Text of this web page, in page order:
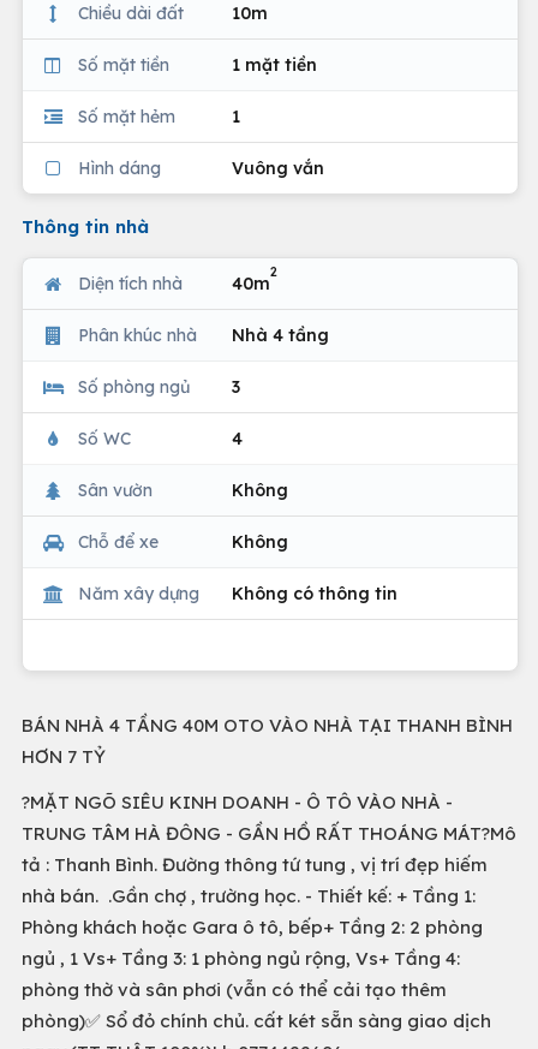
Chiều dài đất 10m
Số mặt tiền 1 mặt tiền
Số mặt hẻm 1
Hình dáng Vuông vắn
Thông tin nhà
Diện tích nhà 40m
2
Phân khúc nhà Nhà 4 tầng
Số phòng ngủ 3
Số WC 4
Sân vườn Không
Chỗ để xe Không
Năm xây dựng Không có thông tin
BÁN NHÀ 4 TẦNG 40M OTO VÀO NHÀ TẠI THANH BÌNH
HƠN 7 TỶ
?MẶT NGÕ SIÊU KINH DOANH - Ô TÔ VÀO NHÀ -
TRUNG TÂM HÀ ĐÔNG - GẦN HỒ RẤT THOÁNG MÁT?Mô
tả : Thanh Bình. Đường thông tứ tung , vị trí đẹp hiếm
nhà bán. .Gần chợ , trường học. - Thiết kế: + Tầng 1:
Phòng khách hoặc Gara ô tô, bếp+ Tầng 2: 2 phòng
ngủ , 1 Vs+ Tầng 3: 1 phòng ngủ rộng, Vs+ Tầng 4:
phòng thờ và sân phơi (vẫn có thể cải tạo thêm
phòng)✅ Sổ đỏ chính chủ. cất két sẵn sàng giao dịch